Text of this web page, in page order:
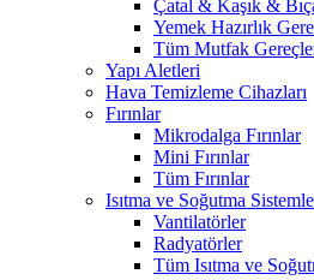
Çatal & Kaşık &
Yemek Hazırlık
Tüm Mutfak
Yapı Aletleri
Hava Temizleme Cihazları
Fırınlar
Mikrodalga Fırınlar
Mini Fırınlar
Tüm Fırınlar
Isıtma ve Soğutma
Vantilatörler
Radyatörler
Tüm Isıtma ve